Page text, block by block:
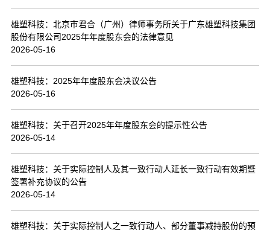
经典案例
联系我们
雄塑科技：北京市君合（广州）律师事务所关于广东雄塑科技集团
股份有限公司2025年年度股东会的法律意见
2026-05-16
雄塑科技：2025年年度股东会决议公告
2026-05-16
雄塑科技：关于召开2025年年度股东会的提示性公告
2026-05-14
雄塑科技：关于实际控制人及其一致行动人延长一致行动有效期暨
签署补充协议的公告
2026-05-14
雄塑科技：关于实际控制人之一致行动人、部分董事减持股份的预